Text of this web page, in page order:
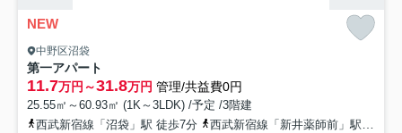
NEW
中野区沼袋
第一アパート
11.7万円～31.8万円 管理/共益費0円
25.55㎡～60.93㎡ (1K～3LDK) /予定 /3階建
西武新宿線「沼袋」駅 徒歩7分
西武新宿線「新井薬師前」駅 徒歩7分